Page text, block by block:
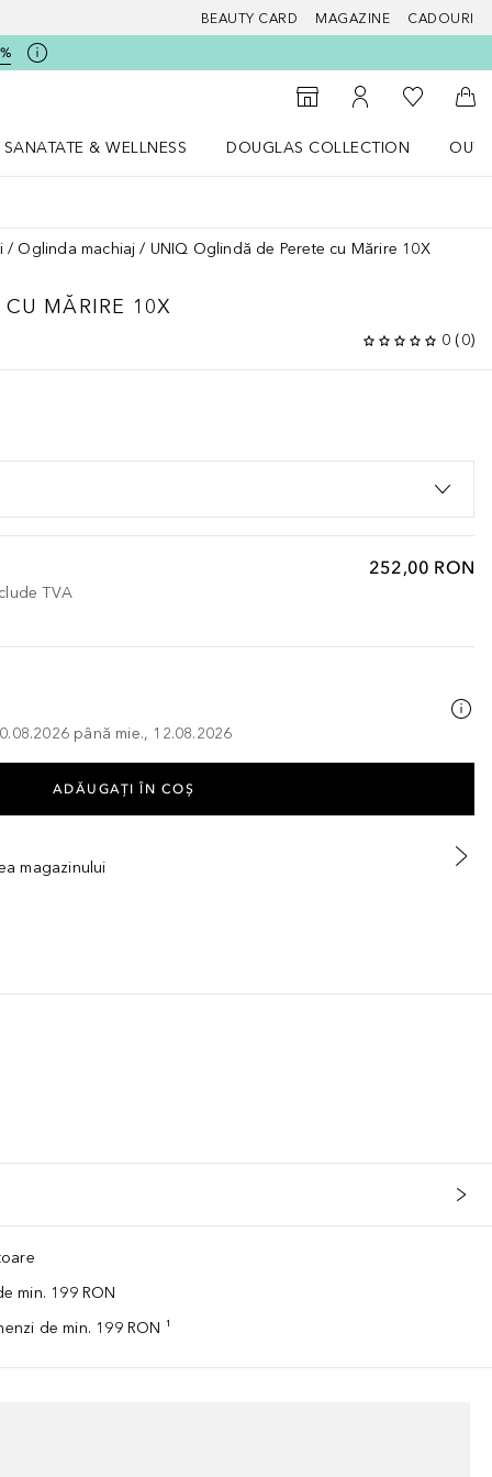
BEAUTY CARD MAGAZINE CADOURI
Către Găsire magazin
Către Contul meu
Către
SANATATE & WELLNESS
DOUGLAS COLLECTION
Oglinda machiaj UNIQ Oglindă de Perete cu Mărire 10X
MĂRIRE 10X
0 (0)
252,00 RON
TVA
până mie., 12.08.2026
ADĂUGAȚI ÎN COŞ
magazinului
min. 199 RON
de min. 199 RON ¹